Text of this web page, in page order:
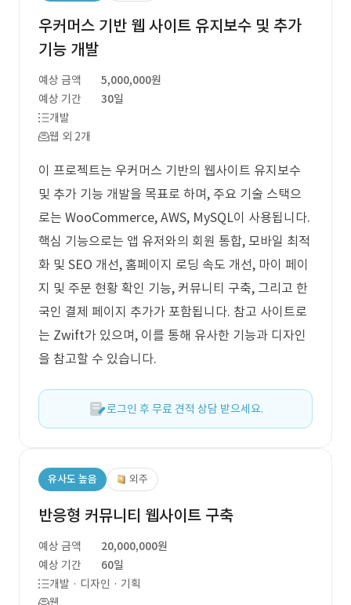
우커머스 기반 웹 사이트 유지보수 및 추가
기능 개발
예상 금액
5,000,000원
예상 기간
30일
개발
웹 외 2개
이 프로젝트는 우커머스 기반의 웹사이트 유지보수
및 추가 기능 개발을 목표로 하며, 주요 기술 스택으
로는 WooCommerce, AWS, MySQL이 사용됩니다.
핵심 기능으로는 앱 유저와의 회원 통합, 모바일 최적
화 및 SEO 개선, 홈페이지 로딩 속도 개선, 마이 페이
지 및 주문 현황 확인 기능, 커뮤니티 구축, 그리고 한
국인 결제 페이지 추가가 포함됩니다. 참고 사이트로
는 Zwift가 있으며, 이를 통해 유사한 기능과 디자인
을 참고할 수 있습니다.
로그인 후 무료 견적 상담 받으세요.
유사도 높음 외주
반응형 커뮤니티 웹사이트 구축
예상 금액
20,000,000원
예상 기간
60일
개발 · 디자인 · 기획